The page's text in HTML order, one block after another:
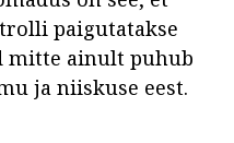
paigutatakse
mitte ainult puhub
ja niiskuse eest.